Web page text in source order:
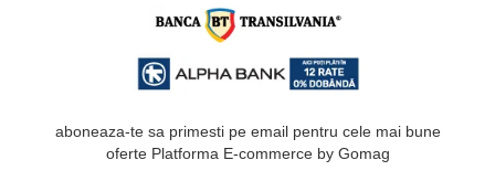
aboneaza-te sa primesti pe email pentru cele mai bune
oferte Platforma E-commerce by Gomag